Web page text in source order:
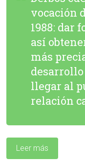
vocación
1988: dar
así
más
llegar al
relación
Leer más